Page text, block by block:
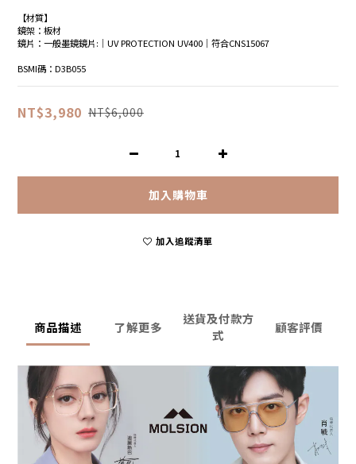
【材質】
鏡架：板材
鏡片：一般墨鏡鏡片:│UV PROTECTION UV400│符合CNS15067
BSMI碼：D3B055
NT$3,980 NT$6,000
加入購物車
加入追蹤清單
商品描述 了解更多
送貨及付款方
式
顧客評價